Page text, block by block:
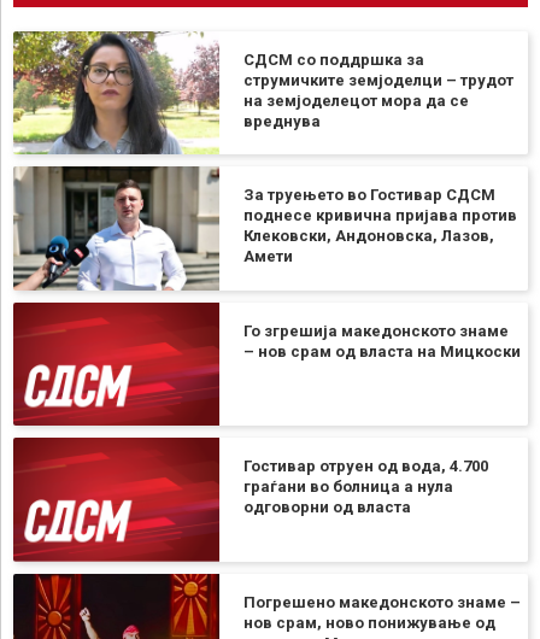
СДСМ со поддршка за
струмичките земјоделци – трудот
на земјоделецот мора да се
вреднува
За труењето во Гостивар СДСМ
поднесе кривична пријава против
Клековски, Андоновска, Лазов,
Амети
Го згрешија македонското знаме
– нов срам од власта на Мицкоски
Гостивар отруен од вода, 4.700
граѓани во болница а нула
одговорни од власта
Погрешено македонското знаме –
нов срам, ново понижување од